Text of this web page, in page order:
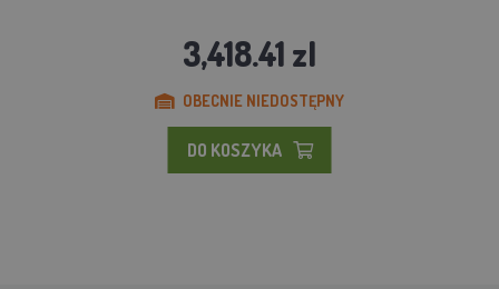
3,418.41 zl
OBECNIE NIEDOSTĘPNY
DO KOSZYKA